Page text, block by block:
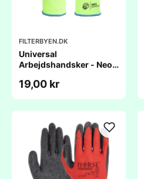
FILTERBYEN.DK
Universal
Arbejdshandsker - Neon
19,00 kr